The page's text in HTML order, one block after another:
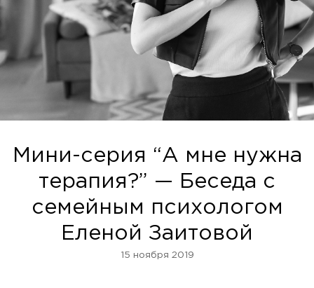
Мини-серия “А мне нужна
терапия?” — Беседа с
семейным психологом
Еленой Заитовой
15 ноября 2019